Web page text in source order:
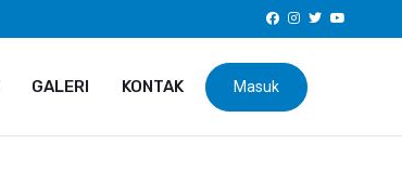
Masuk
GALERI KONTAK